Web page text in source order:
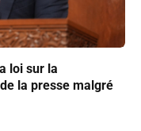
loi sur la
la presse malgré